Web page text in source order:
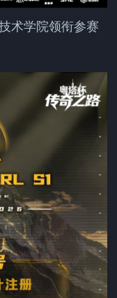
术学院领衔参赛